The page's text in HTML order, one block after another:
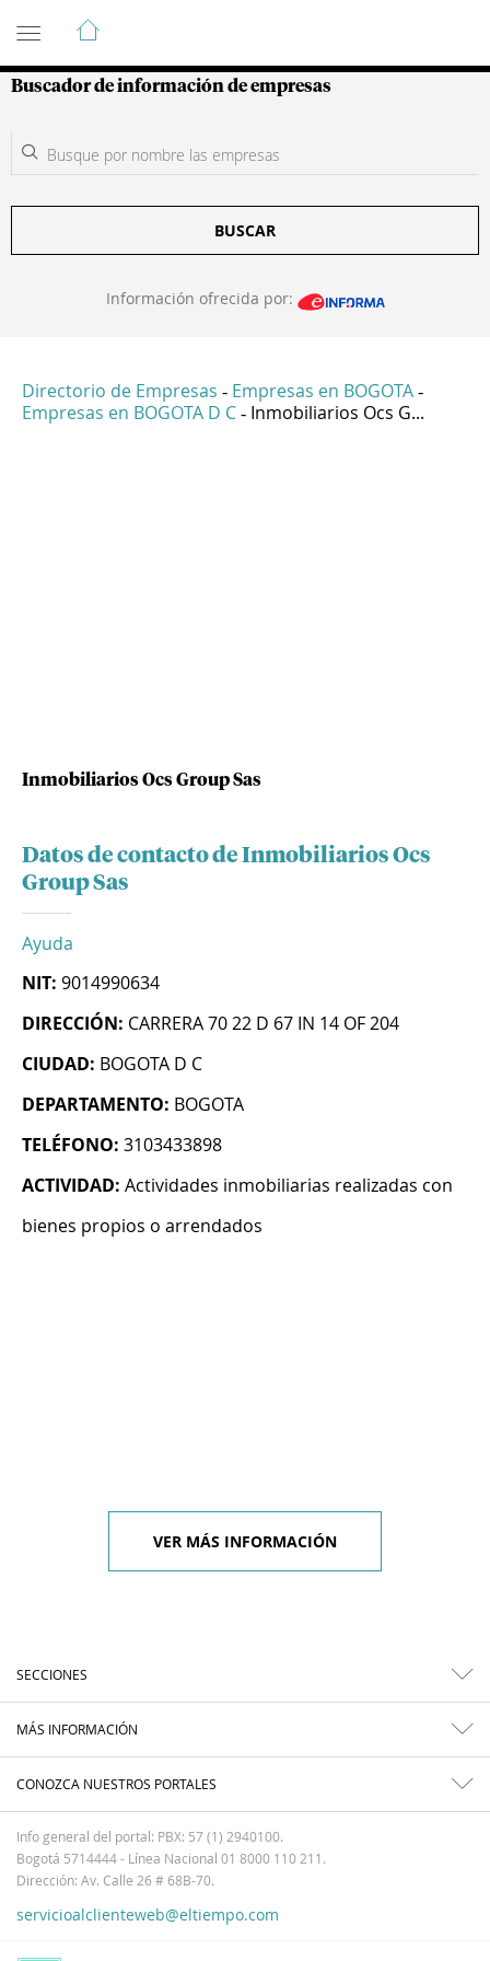
Guía de Empresas Colombianas
Buscador de información de empresas
BUSCAR
Información ofrecida por:
Directorio de Empresas - Empresas en BOGOTA -
Empresas en BOGOTA D C - Inmobiliarios Ocs G...
Inmobiliarios Ocs Group Sas
Datos de contacto de Inmobiliarios Ocs
Group Sas
Ayuda
NIT: 9014990634
DIRECCIÓN: CARRERA 70 22 D 67 IN 14 OF 204
CIUDAD: BOGOTA D C
DEPARTAMENTO: BOGOTA
TELÉFONO: 3103433898
ACTIVIDAD: Actividades inmobiliarias realizadas con
bienes propios o arrendados
VER MÁS INFORMACIÓN
SECCIONES
MÁS INFORMACIÓN
CONOZCA NUESTROS PORTALES
Info general del portal: PBX: 57 (1) 2940100.
Bogotá 5714444 - Línea Nacional 01 8000 110 211.
Dirección: Av. Calle 26 # 68B-70.
servicioalclienteweb@eltiempo.com